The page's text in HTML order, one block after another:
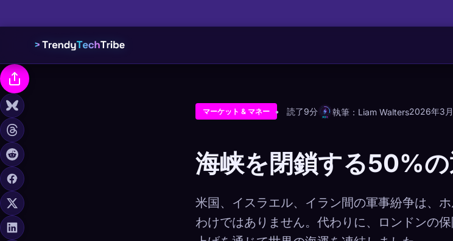
マーケット & マネー 読了9分 執筆：Liam Walters2026年3月
海峡を閉鎖する50%
米国、イスラエル、イラン間の軍事紛争は、
わけではありません。代わりに、ロンドンの